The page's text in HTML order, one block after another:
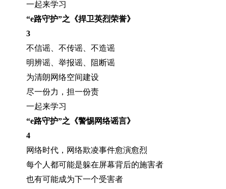
一起来学习
“e路守护”之《捍卫英烈荣誉》
3
不信谣、不传谣、不造谣
明辨谣、举报谣、阻断谣
为清朗网络空间建设
尽一份力，担一份责
一起来学习
“e路守护”之《警惕网络谣言》
4
网络时代，网络欺凌事件愈演愈烈
每个人都可能是躲在屏幕背后的施害者
也有可能成为下一个受害者